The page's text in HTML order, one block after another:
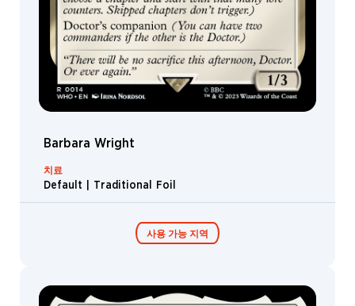
Barbara Wright
치료
Default | Traditional Foil
사용 가능 지역